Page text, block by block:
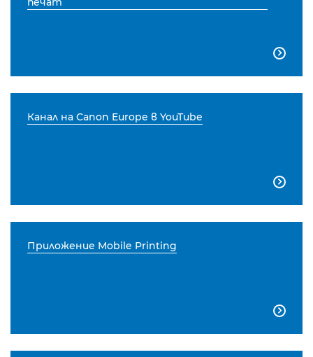

Канал на Canon Europe в YouTube

Приложение Mobile Printing
